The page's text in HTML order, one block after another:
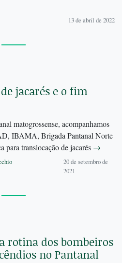
13 de abril de 2022
jacarés e o fim
matogrossense, acompanhamos
IBAMA, Brigada Pantanal Norte
para translocação de jacarés →
20 de setembro de
2021
rotina dos bombeiros
no Pantanal